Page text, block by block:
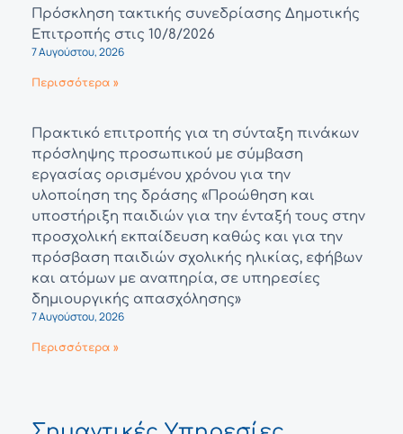
Πρόσκληση τακτικής συνεδρίασης Δημοτικής
Επιτροπής στις 10/8/2026
7 Αυγούστου, 2026
Περισσότερα »
Πρακτικό επιτροπής για τη σύνταξη πινάκων
πρόσληψης προσωπικού με σύμβαση
εργασίας ορισμένου χρόνου για την
υλοποίηση της δράσης «Προώθηση και
υποστήριξη παιδιών για την ένταξή τους στην
προσχολική εκπαίδευση καθώς και για την
πρόσβαση παιδιών σχολικής ηλικίας, εφήβων
και ατόμων με αναπηρία, σε υπηρεσίες
δημιουργικής απασχόλησης»
7 Αυγούστου, 2026
Περισσότερα »